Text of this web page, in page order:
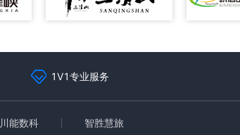
1V1专业服务
川能数科 智胜慧旅